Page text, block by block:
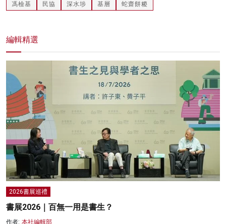
馮檢基 民協 深水埗 基層 蛇齋餅糉
編輯精選
2026書展巡禮
書展2026｜百無一用是書生？
作者: 本社編輯部